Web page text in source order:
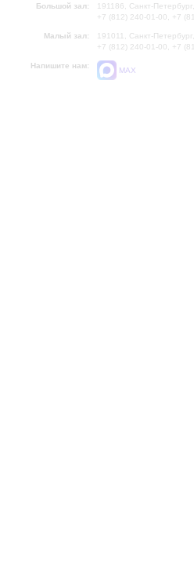
Большой зал:
191186, Санкт-
+7 (812) 240-01-00, +7
Малый зал:
191011, Санкт-
+7 (812) 240-01-00, +7
Напишите нам:
MAX